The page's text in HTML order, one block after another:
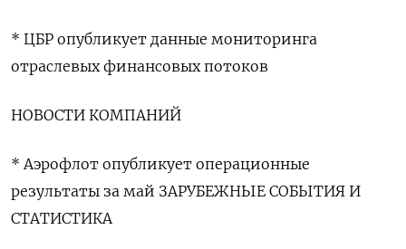
* ​ЦБР опубликует ⁠данные мониторинга
отраслевых ‌финансовых потоков
НОВОСТИ КОМПАНИЙ
* Аэрофлот опубликует ‌операционные
результаты за май ЗАРУБЕЖНЫЕ СОБЫТИЯ И ​
СТАТИСТИКА